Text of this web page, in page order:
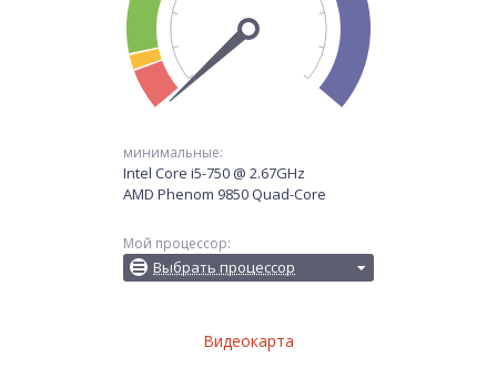
минимальные:
Intel Core i5-750 @ 2.67GHz
AMD Phenom 9850 Quad-Core
Мой процессор:
Выбрать процессор
Видеокарта